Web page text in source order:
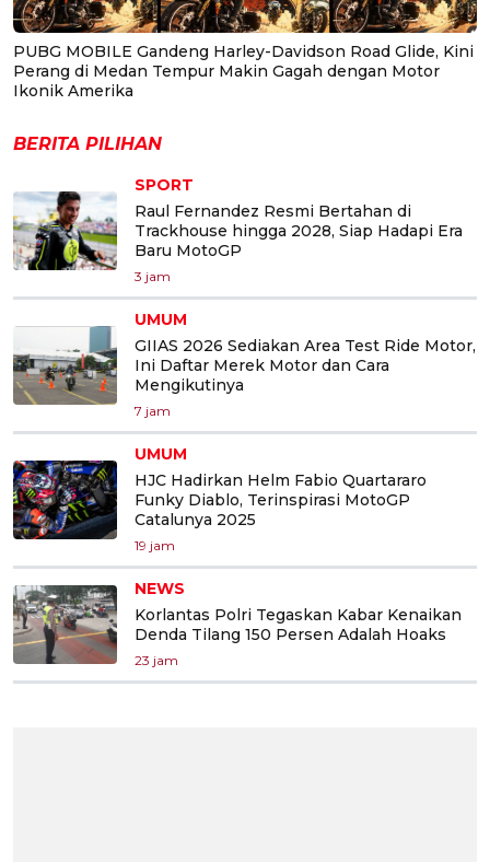
PUBG MOBILE Gandeng Harley-Davidson Road Glide, Kini
Perang di Medan Tempur Makin Gagah dengan Motor
Ikonik Amerika
BERITA PILIHAN
SPORT
Raul Fernandez Resmi Bertahan di
Trackhouse hingga 2028, Siap Hadapi Era
Baru MotoGP
3 jam
UMUM
GIIAS 2026 Sediakan Area Test Ride Motor,
Ini Daftar Merek Motor dan Cara
Mengikutinya
7 jam
UMUM
HJC Hadirkan Helm Fabio Quartararo
Funky Diablo, Terinspirasi MotoGP
Catalunya 2025
19 jam
NEWS
Korlantas Polri Tegaskan Kabar Kenaikan
Denda Tilang 150 Persen Adalah Hoaks
23 jam